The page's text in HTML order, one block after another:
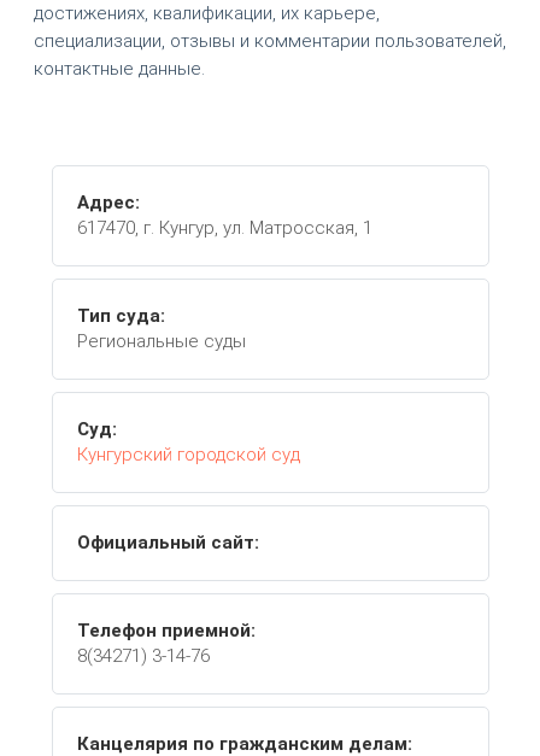
достижениях, квалификации, их карьере,
специализации, отзывы и комментарии пользователей,
контактные данные.
Адрес:
617470, г. Кунгур, ул. Матросская, 1
Тип суда:
Региональные суды
Суд:
Кунгурский городской суд
Официальный сайт:
Телефон приемной:
8(34271) 3-14-76
Канцелярия по гражданским делам: